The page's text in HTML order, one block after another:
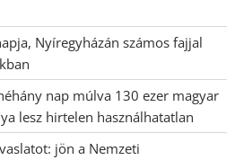
Nyíregyházán számos fajjal
nap múlva 130 ezer magyar
lesz hirtelen használhatatlan
jön a Nemzeti